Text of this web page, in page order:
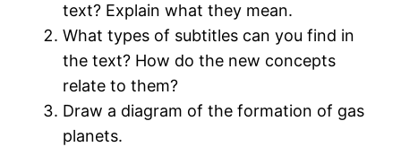
text? Explain what they mean.
What types of subtitles can you find in
the text? How do the new concepts
relate to them?
Draw a diagram of the formation of gas
planets.